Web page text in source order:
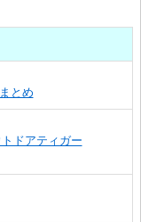
とめ
ドアティガー